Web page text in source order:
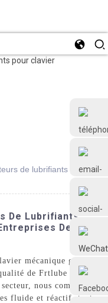
Frtlube
de lubrifiants pour
De Lubrifiants
De
mécanique grâce à
de Frtlube Co.
nous comprenons
fluide et réactif, tant